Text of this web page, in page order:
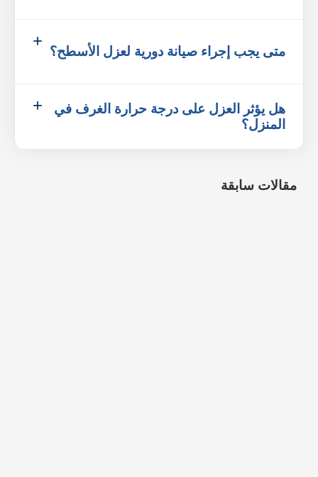
متى يجب إجراء صيانة دورية لعزل الأسطح؟
هل يؤثر العزل على درجة حرارة الغرف في
المنزل؟
مقالات سابقة